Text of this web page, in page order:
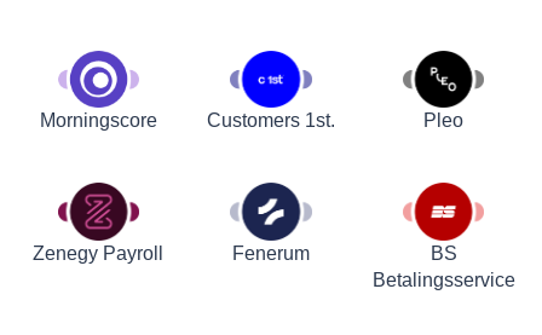
Morningscore Customers 1st. Pleo
Zenegy Payroll Fenerum
BS
Betalingsservice